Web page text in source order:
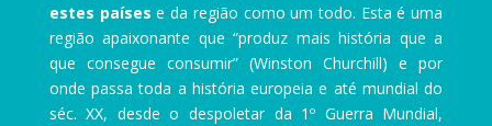
estes países e da região como um todo. Esta é uma
região apaixonante que “produz mais história que a
que consegue consumir” (Winston Churchill) e por
onde passa toda a história europeia e até mundial do
séc. XX, desde o despoletar da 1º Guerra Mundial,